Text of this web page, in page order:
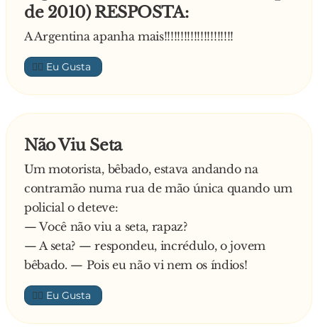
de 2010) RESPOSTA:
A Argentina apanha mais!!!!!!!!!!!!!!!!!!!!!
👍🏼
Não Viu Seta
Um motorista, bêbado, estava andando na
contramão numa rua de mão única quando um
policial o deteve:
— Você não viu a seta, rapaz?
— A seta? — respondeu, incrédulo, o jovem
bêbado. — Pois eu não vi nem os índios!
👍🏼